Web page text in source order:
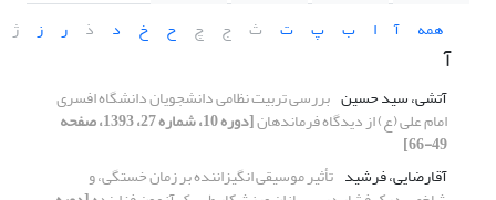
همه
آ ا ب پ ت ث ج چ ح خ د ذ ر ز ژ
آ
آتشی، سید حسین بررسی تربیت نظامی دانشجویان دانشگاه افسری
امام علی (ع) از دیدگاه فرماندهان [دوره 10، شماره 27، 1393، صفحه
49-66]
آقارضایی، فرشید تأثیر موسیقی انگیزاننده بر زمان خستگی، و